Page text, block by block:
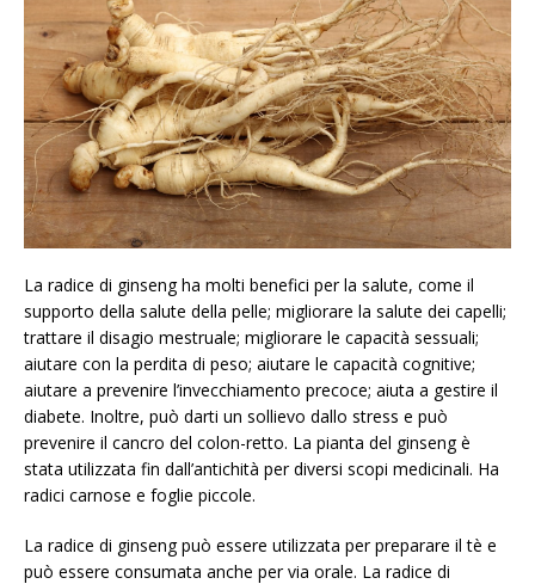
La radice di ginseng ha molti benefici per la salute, come il
supporto della salute della pelle; migliorare la salute dei capelli;
trattare il disagio mestruale; migliorare le capacità sessuali;
aiutare con la perdita di peso; aiutare le capacità cognitive;
aiutare a prevenire l’invecchiamento precoce; aiuta a gestire il
diabete. Inoltre, può darti un sollievo dallo stress e può
prevenire il cancro del colon-retto. La pianta del ginseng è
stata utilizzata fin dall’antichità per diversi scopi medicinali. Ha
radici carnose e foglie piccole.
La radice di ginseng può essere utilizzata per preparare il tè e
può essere consumata anche per via orale. La radice di